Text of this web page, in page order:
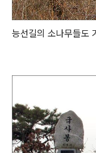
능선길의 소나무들도